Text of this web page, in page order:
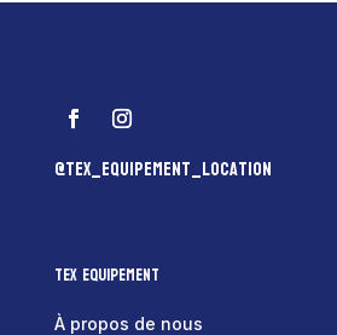
@tex_equipement_location
Tex Equipement
À propos de nous